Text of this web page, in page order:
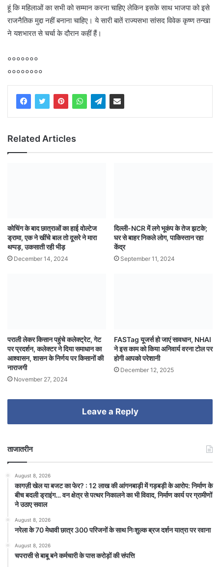
हूं कि महिलाओं का सभी को सम्मान करना चाहिए लेकिन इसके साथ भाजपा को इसे
राजनैतिक मुद्दा नहीं बनाना चाहिए। ये सारी बातें राज्यसभा सांसद विवेक कृष्ण तन्खा
ने यशभारत से चर्चा के दौरान कहीं हैं।
०००००००
००००००००
Related Articles
कोचिंग के बाद छात्राओं का हाई वोल्टेज
ड्रामा, एक ने खींचे बाल तो दूसरे ने मारा
थप्पड़, उकसाती रही भीड़
December 14, 2024
दिल्ली-NCR में लगे भूकंप के तेज झटके;
घर से बाहर निकले लोग, पाकिस्तान रहा
केंद्र
September 11, 2024
पराली लेकर किसान पहुंचे कलेक्ट्रेट, गेट
पर प्रदर्शन, कलेक्टर ने दिया समाधान का
आश्वासन, शासन के निर्णय पर किसानों की
नाराजगी
November 27, 2024
FASTag यूजर्स हो जाएं सावधान, NHAI
ने इस काम को किया अनिवार्य वरना टोल पर
होगी आपको परेशानी
December 12, 2025
Leave a Reply
ताजातरीन
August 8, 2026
कागज़ी खेल या बजट का फेर? : 12 लाख की आंगनबाड़ी में गड़बड़ी के आरोप: निर्माण के
बीच बदली ड्राइंग… वन क्षेत्र से पत्थर निकालने का भी विवाद, निर्माण कार्य पर ग्रामीणों
ने उठाए सवाल
August 8, 2026
नरेला के 70 मेधावी छात्र 300 परिजनों के साथ निःशुल्क ब्रज दर्शन यात्रा पर रवाना
August 8, 2026
चपरासी से बाबू बने कर्मचारी के पास करोड़ों की संपत्ति